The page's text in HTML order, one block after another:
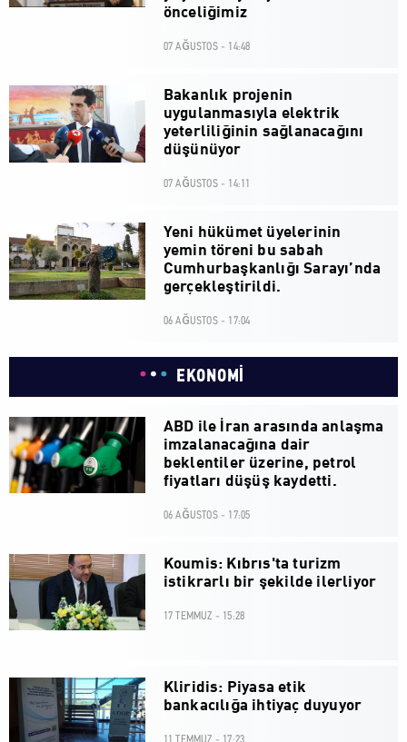
önceliğimiz
07 AĞUSTOS - 14:48
Bakanlık projenin
uygulanmasıyla elektrik
yeterliliğinin sağlanacağını
düşünüyor
07 AĞUSTOS - 14:11
Yeni hükümet üyelerinin
yemin töreni bu sabah
Cumhurbaşkanlığı Sarayı’nda
gerçekleştirildi.
06 AĞUSTOS - 17:04
EKONOMİ
ABD ile İran arasında anlaşma
imzalanacağına dair
beklentiler üzerine, petrol
fiyatları düşüş kaydetti.
06 AĞUSTOS - 17:05
Koumis: Kıbrıs'ta turizm
istikrarlı bir şekilde ilerliyor
17 TEMMUZ - 15:28
Kliridis: Piyasa etik
bankacılığa ihtiyaç duyuyor
11 TEMMUZ - 17:23